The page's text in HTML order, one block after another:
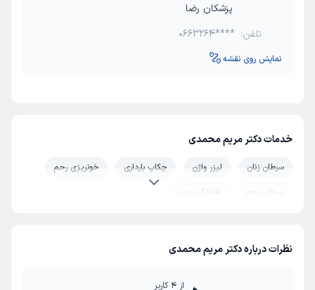
پزشکان رضا
تلفن: 0663264****
نمایش روی نقشه
خدمات دکتر مریم محمدی
سرطان زنان لیزر واژن چکاپ بارداری
خونریزی رحم
سرطان رحم
افتادگی رحم
لاپاراسکوپی فیبروم رحم
نظرات درباره دکتر مریم محمدی
از 4 کاربر